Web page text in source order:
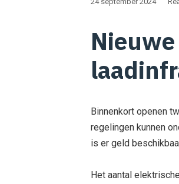
Binnenkort openen
regelingen kunnen
is er geld
Het aantal